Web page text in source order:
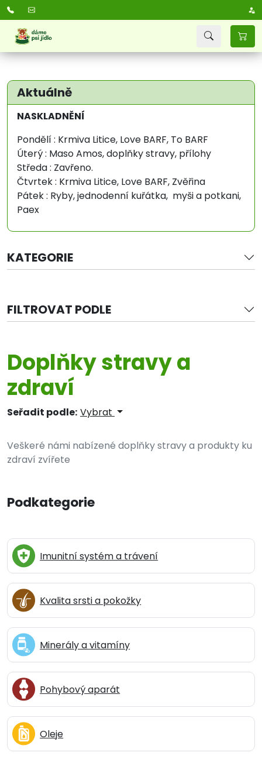
Aktuálně
NASKLADNĚNÍ
Pondělí : Krmiva Litice, Love BARF, To BARF
Úterý : Maso Amos, doplňky stravy, přílohy
Středa : Zavřeno.
Čtvrtek : Krmiva Litice, Love BARF, Zvěřina
Pátek : Ryby, jednodenní kuřátka, myši a potkani,
Paex
KATEGORIE
FILTROVAT PODLE
Doplňky stravy a
zdraví
Seřadit podle: Vybrat
Veškeré námi nabízené doplňky stravy a produkty ku
zdraví zvířete
Podkategorie
Imunitní systém a trávení
Kvalita srsti a pokožky
Minerály a vitamíny
Pohybový aparát
Oleje